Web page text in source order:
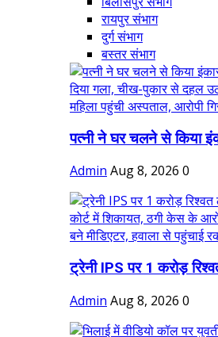
रायपुर संभाग
दुर्ग संभाग
बस्तर संभाग
पत्नी ने घर चलने से किया
Admin Aug 8, 2026 0
ट्रेनी IPS पर 1 करोड़
Admin Aug 8, 2026 0